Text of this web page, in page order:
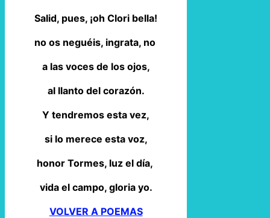
Salid, pues, ¡oh Clori bella!
no os neguéis, ingrata, no
a las voces de los ojos,
al llanto del corazón.
Y tendremos esta vez,
si lo merece esta voz,
honor Tormes, luz el día,
vida el campo, gloria yo.
VOLVER A POEMAS